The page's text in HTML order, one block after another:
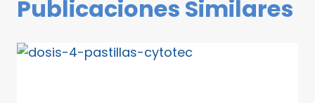
Publicaciones Similares